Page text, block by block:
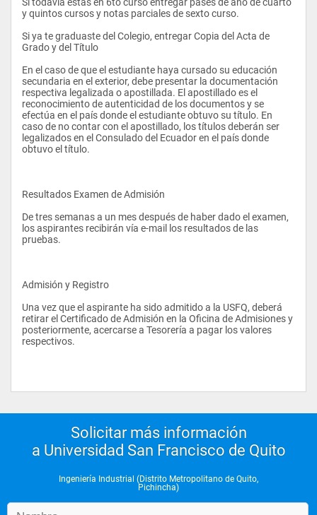
Optimización de operaciones y cadenas de suministro.
Planificación y diseño de plantas industriales.
Implementación de sistemas de calidad.
Asesoría y ejecución de planes de mejoramiento continuo.
cultura gastronómica
coloquio ciencias e ingenieria
fisica térmica y de fluidos o termodinamica
control estadistico de la calidad + laboratorio
investigacion de operaciones ii iin +l diseño de experimentos +
laboratorio
metodos de trabajo y estandares iee
control de produccion
prog. Para ciencias e ing. Ii cg composition & rethoric
principios de economia
simulación + laboratorio
ingenieria economica
ingenieria de manufacturas + laboratorio
confiabilidad y mantenimiento
diseño de plantas industriales
ergonometria
optativa de ingenieria industrial
Electiva libre electiva libre
emprendedores
y quintos cursos y notas parciales de sexto curso.
Si ya te graduaste del Colegio, entregar Copia del Acta de
Grado y del Título
En el caso de que el estudiante haya cursado su educación
secundaria en el exterior, debe presentar la documentación
respectiva legalizada o apostillada. El apostillado es el
reconocimiento de autenticidad de los documentos y se
efectúa en el país donde el estudiante obtuvo su título. En
caso de no contar con el apostillado, los títulos deberán ser
legalizados en el Consulado del Ecuador en el país donde
obtuvo el título.
Resultados Examen de Admisión
De tres semanas a un mes después de haber dado el examen,
los aspirantes recibirán vía e-mail los resultados de las
pruebas.
Admisión y Registro
Una vez que el aspirante ha sido admitido a la USFQ, deberá
retirar el Certificado de Admisión en la Oficina de Admisiones y
posteriormente, acercarse a Tesorería a pagar los valores
respectivos.
Solicitar más información
a Universidad San Francisco de Quito
Ingeniería Industrial (Distrito Metropolitano de Quito,
Pichincha)